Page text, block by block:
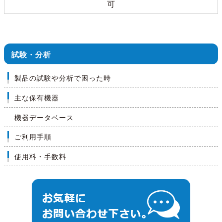
可
試験・分析
製品の試験や分析で困った時
主な保有機器
機器データベース
ご利用手順
使用料・手数料